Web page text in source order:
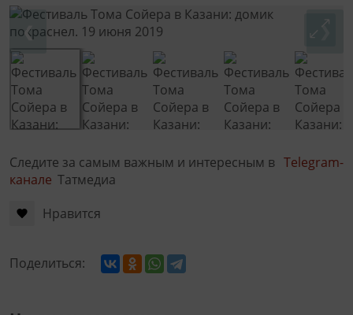
❮ ❯
Следите за самым важным и интересным в Telegram-
канале Татмедиа
Нравится
Поделиться: